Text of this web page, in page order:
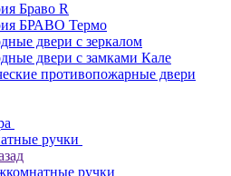
Браво R
БРАВО Термо
двери с зеркалом
двери с замками Кале
противопожарные двери
ручки
ручки